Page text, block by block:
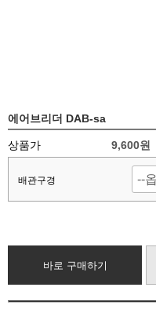
에어브리더 DAB-sa
상품가 9,600원
배관구경
바로 구매하기